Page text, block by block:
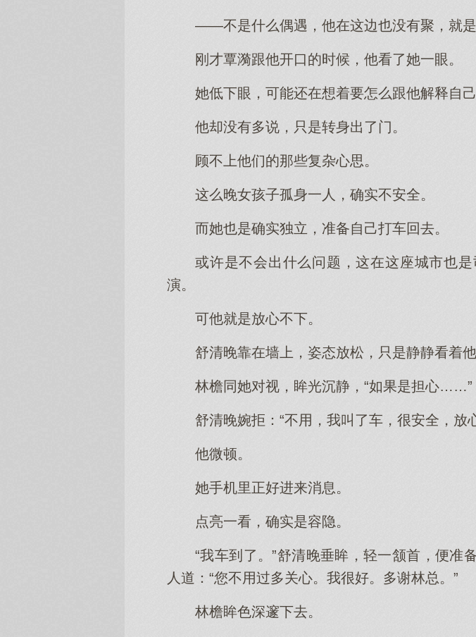
——不是什么偶遇，他在这边也没有聚，就是
刚才覃漪跟他开口的时候，他看了她一眼。
她低下眼，可能还在想着要怎么跟他解释自己
他却没有多说，只是转身出了门。
顾不上他们的那些复杂心思。
这么晚女孩子孤身一人，确实不安全。
而她也是确实独立，准备自己打车回去。
或许是不会出什么问题，这在这座城市也
演。
可他就是放心不下。
舒清晚靠在墙上，姿态放松，只是静静看着他
林檐同她对视，眸光沉静，“如果是担心……”
舒清晚婉拒：“不用，我叫了车，很安全，放
他微顿。
她手机里正好进来消息。
点亮一看，确实是容隐。
“我车到了。”舒清晚垂眸，轻一颔首，便准
人道：“您不用过多关心。我很好。多谢林总。”
林檐眸色深邃下去。